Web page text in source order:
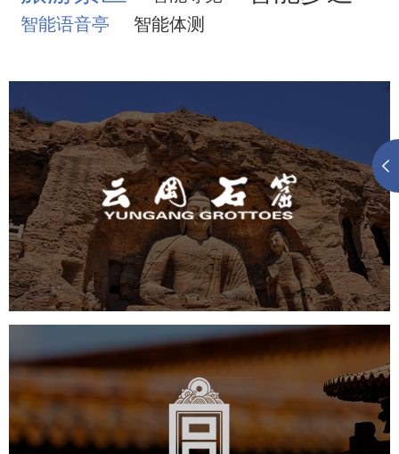
智能语音亭 智能体测
云冈石窟
旅游休闲 景区网站建设 品牌官网
网页设计
景区
故宫博物院